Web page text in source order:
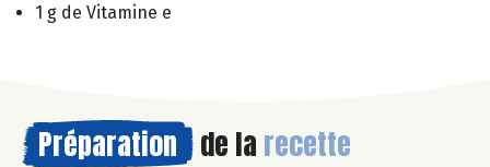
1 g de Vitamine e
Préparation de la recette